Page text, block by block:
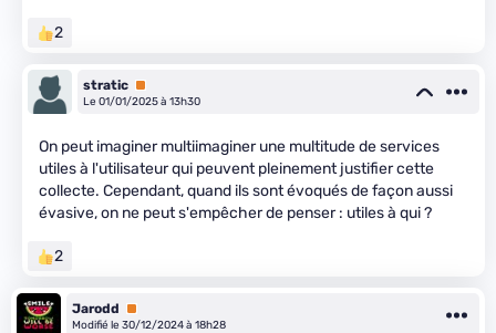
2
stratic Premium
Le 01/01/2025 à 13h30
On peut imaginer multiimaginer une multitude de services
utiles à l'utilisateur qui peuvent pleinement justifier cette
collecte. Cependant, quand ils sont évoqués de façon aussi
évasive, on ne peut s'empêcher de penser : utiles à qui ?
2
Jarodd
Premium
Modifié le 30/12/2024 à 18h28